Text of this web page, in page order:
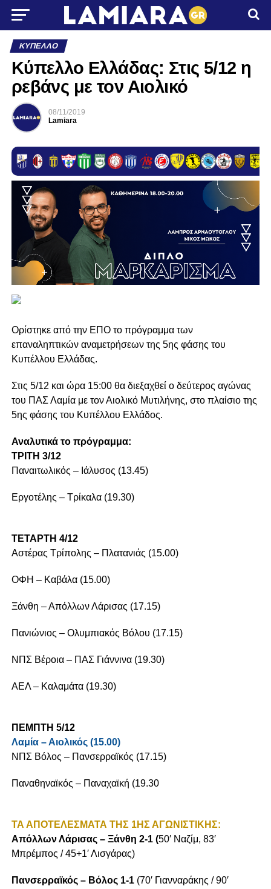
ΚΎΠΕΛΛΟ
Κύπελλο Ελλάδας: Στις 5/12 η
ρεβάνς με τον Αιολικό
08/11/2019
Lamiara
Oρίστηκε από την ΕΠΟ το πρόγραμμα των
επαναληπτικών αναμετρήσεων της 5ης φάσης του
Κυπέλλου Ελλάδας.
Στις 5/12 και ώρα 15:00 θα διεξαχθεί ο δεύτερος αγώνας
του ΠΑΣ Λαμία με τον Αιολικό Μυτιλήνης, στο πλαίσιο της
5ης φάσης του Κυπέλλου Ελλάδος.
Αναλυτικά το πρόγραμμα:
ΤΡΙΤΗ 3/12
Παναιτωλικός – Ιάλυσος (13.45)
Εργοτέλης – Τρίκαλα (19.30)
ΤΕΤΑΡΤΗ 4/12
Αστέρας Τρίπολης – Πλατανιάς (15.00)
ΟΦΗ – Καβάλα (15.00)
Ξάνθη – Απόλλων Λάρισας (17.15)
Πανιώνιος – Ολυμπιακός Βόλου (17.15)
ΝΠΣ Βέροια – ΠΑΣ Γιάννινα (19.30)
ΑΕΛ – Καλαμάτα (19.30)
ΠΕΜΠΤΗ 5/12
Λαμία – Αιολικός (15.00)
ΝΠΣ Βόλος – Πανσερραϊκός (17.15)
Παναθηναϊκός – Παναχαϊκή (19.30
ΤΑ ΑΠΟΤΕΛΕΣΜΑΤΑ ΤΗΣ 1ΗΣ ΑΓΩΝΙΣΤΙΚΗΣ:
Απόλλων Λάρισας – Ξάνθη 2-1 (50′ Ναζίμ, 83′
Μπρέμπος / 45+1′ Λισγάρας)
Πανσερραϊκός – Βόλος 1-1 (70′ Γιανναράκης / 90′